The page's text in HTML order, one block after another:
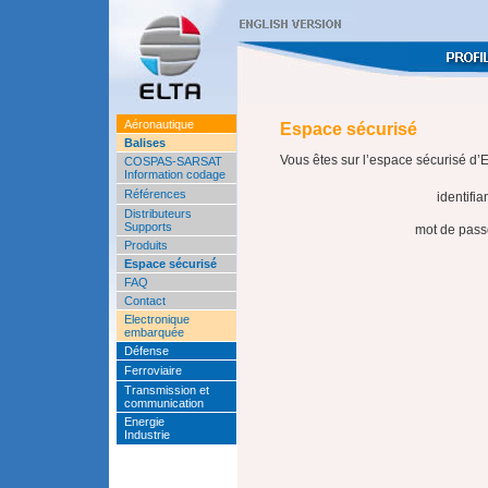
Aéronautique
Balises
COSPAS-SARSAT
Information codage
Références
Distributeurs
Supports
Produits
Espace sécurisé
FAQ
Contact
Electronique
embarquée
Défense
Ferroviaire
Transmission et
communication
Energie
Industrie
Espace sécurisé
Vous êtes sur l’espace sécurisé
mot de